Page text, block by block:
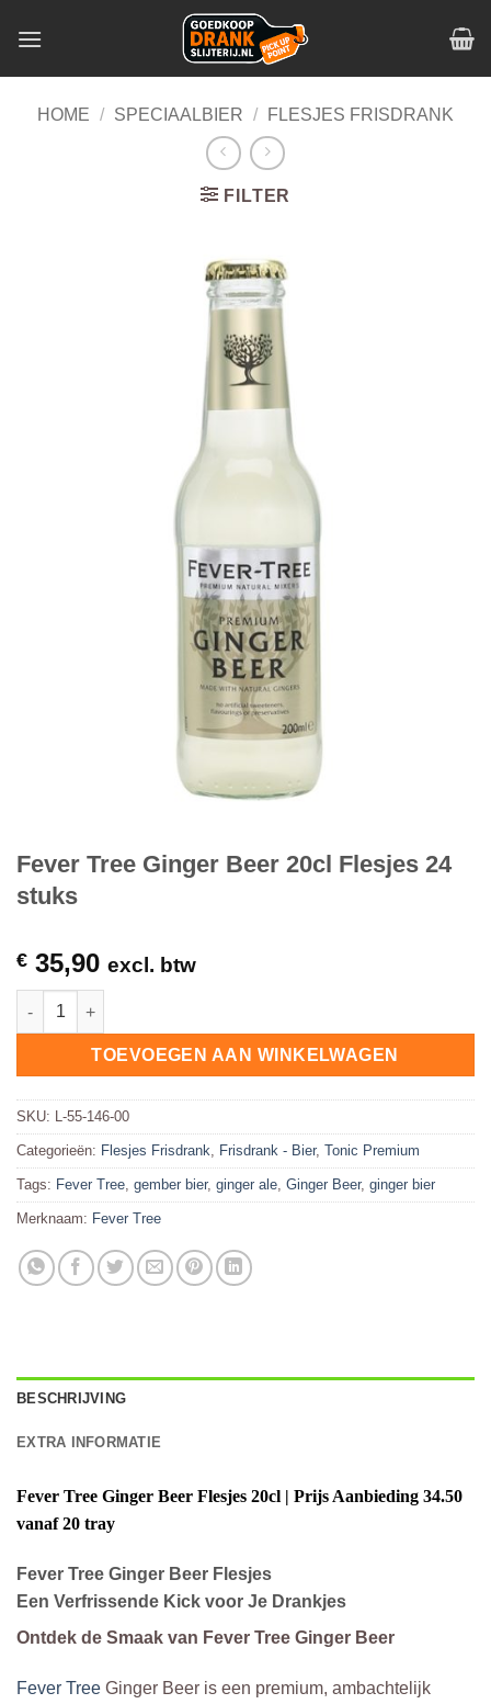
HOME / SPECIAALBIER / FLESJES FRISDRANK
FILTER
Fever Tree Ginger Beer 20cl Flesjes 24
stuks
€ 35,90 excl. btw
Fever Tree Ginger Beer 20cl Flesjes 24 stuks hoeveelheid
TOEVOEGEN AAN WINKELWAGEN
SKU: L-55-146-00
Categorieën: Flesjes Frisdrank, Frisdrank - Bier, Tonic Premium
Tags: Fever Tree, gember bier, ginger ale, Ginger Beer, ginger bier
Merknaam: Fever Tree
BESCHRIJVING
EXTRA INFORMATIE
Fever Tree Ginger Beer Flesjes 20cl | Prijs Aanbieding 34.50
vanaf 20 tray
Fever Tree Ginger Beer Flesjes
Een Verfrissende Kick voor Je Drankjes
Ontdek de Smaak van Fever Tree Ginger Beer
Fever Tree Ginger Beer is een premium, ambachtelijk